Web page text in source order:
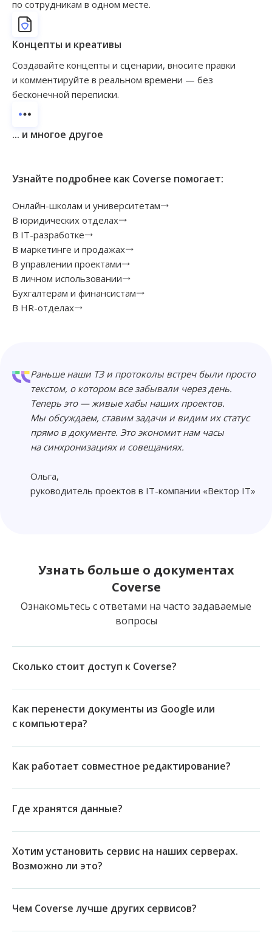
по сотрудникам в одном месте.
Концепты и креативы
Создавайте концепты и сценарии, вносите правки
и комментируйте в реальном времени — без
бесконечной переписки.
... и многое другое
Узнайте подробнее как Coverse помогает:
Онлайн-школам и университетам
В юридических отделах
В IT-разработке
В маркетинге и продажах
В управлении проектами
В личном использовании
Бухгалтерам и финансистам
В HR-отделах
Раньше наши ТЗ и протоколы встреч были просто
текстом, о котором все забывали через день.
Теперь это — живые хабы наших проектов.
Мы обсуждаем, ставим задачи и видим их статус
прямо в документе. Это экономит нам часы
на синхронизациях и совещаниях.
Ольга,
руководитель проектов в IT-компании «Вектор IT»
Узнать больше о документах
Coverse
Ознакомьтесь с ответами на часто задаваемые
вопросы
Сколько стоит доступ к Coverse?
Как перенести документы из Google или
с компьютера?
Как работает совместное редактирование?
Где хранятся данные?
Хотим установить сервис на наших серверах.
Возможно ли это?
Чем Coverse лучше других сервисов?